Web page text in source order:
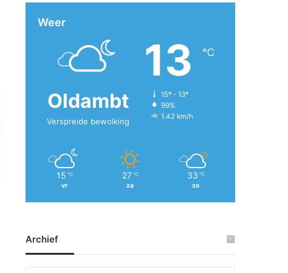
Weer
Oldambt
Verspreide bewolking
13 ℃
15º - 13º
99%
1.42 km/h
15 ℃
vr
27 ℃
za
33 ℃
zo
Archief